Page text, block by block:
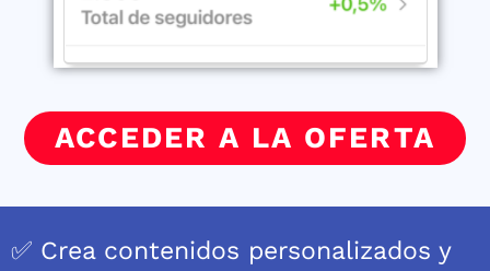
ACCEDER A LA OFERTA
✅ Crea contenidos personalizados y